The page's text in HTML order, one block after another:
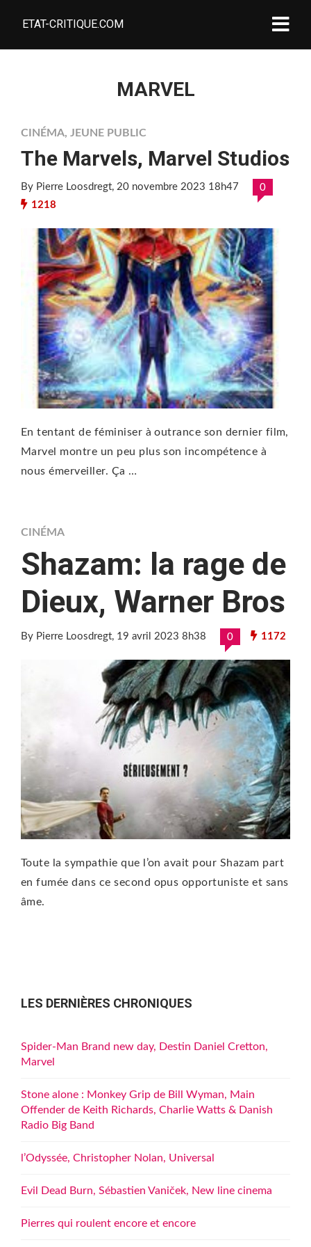
ETAT-CRITIQUE.COM
MARVEL
CINÉMA, JEUNE PUBLIC
The Marvels, Marvel Studios
By Pierre Loosdregt, 20 novembre 2023 18h47
0
1218
En tentant de féminiser à outrance son dernier film,
Marvel montre un peu plus son incompétence à
nous émerveiller. Ça …
CINÉMA
Shazam: la rage de
Dieux, Warner Bros
By Pierre Loosdregt, 19 avril 2023 8h38 0 1172
Toute la sympathie que l’on avait pour Shazam part
en fumée dans ce second opus opportuniste et sans
âme.
LES DERNIÈRES CHRONIQUES
Spider-Man Brand new day, Destin Daniel Cretton,
Marvel
Stone alone : Monkey Grip de Bill Wyman, Main
Offender de Keith Richards, Charlie Watts & Danish
Radio Big Band
l’Odyssée, Christopher Nolan, Universal
Evil Dead Burn, Sébastien Vaniček, New line cinema
Pierres qui roulent encore et encore